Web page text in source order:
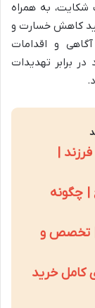
شکایت، به همراه
کاهش خسارت و
و اقدامات
در برابر تهدیدات
|
| چگونه
| تخصص و
کامل خرید